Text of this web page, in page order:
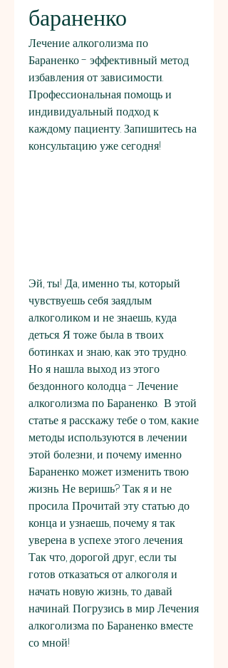
бараненко
Лечение алкоголизма по
Бараненко - эффективный метод
избавления от зависимости.
Профессиональная помощь и
индивидуальный подход к
каждому пациенту. Запишитесь на
консультацию уже сегодня!
Эй, ты! Да, именно ты, который
чувствуешь себя заядлым
алкоголиком и не знаешь, куда
деться. Я тоже была в твоих
ботинках и знаю, как это трудно.
Но я нашла выход из этого
бездонного колодца - Лечение
алкоголизма по Бараненко.  В этой
статье я расскажу тебе о том, какие
методы используются в лечении
этой болезни, и почему именно
Бараненко может изменить твою
жизнь. Не веришь? Так я и не
просила. Прочитай эту статью до
конца и узнаешь, почему я так
уверена в успехе этого лечения.
Так что, дорогой друг, если ты
готов отказаться от алкоголя и
начать новую жизнь, то давай
начинай. Погрузись в мир Лечения
алкоголизма по Бараненко вместе
со мной!